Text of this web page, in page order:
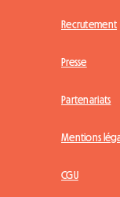
Recrutement
Presse
Partenariats
Mentions
CGU